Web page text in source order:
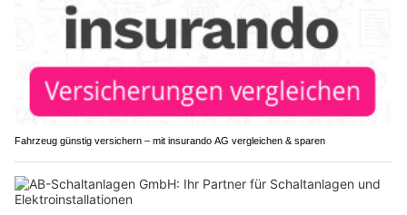
Fahrzeug günstig versichern – mit insurando AG vergleichen & sparen